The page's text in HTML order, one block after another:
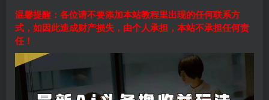
温馨提醒：各位请不要添加本站教程里出现的任何联系方
式，如因此造成财产损失，由个人承担，本站不承担任何责
任！